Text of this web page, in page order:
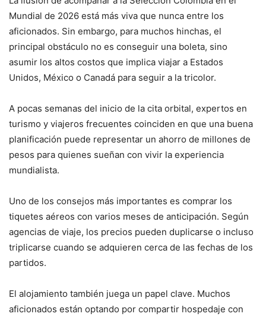
Mundial de 2026 está más viva que nunca entre los
aficionados. Sin embargo, para muchos hinchas, el
principal obstáculo no es conseguir una boleta, sino
asumir los altos costos que implica viajar a Estados
Unidos, México o Canadá para seguir a la tricolor.
A pocas semanas del inicio de la cita orbital, expertos en
turismo y viajeros frecuentes coinciden en que una buena
planificación puede representar un ahorro de millones de
pesos para quienes sueñan con vivir la experiencia
mundialista.
Uno de los consejos más importantes es comprar los
tiquetes aéreos con varios meses de anticipación. Según
agencias de viaje, los precios pueden duplicarse o incluso
triplicarse cuando se adquieren cerca de las fechas de los
partidos.
El alojamiento también juega un papel clave. Muchos
aficionados están optando por compartir hospedaje con